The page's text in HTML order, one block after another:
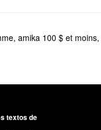
, amika 100 $ et moins,
textos de